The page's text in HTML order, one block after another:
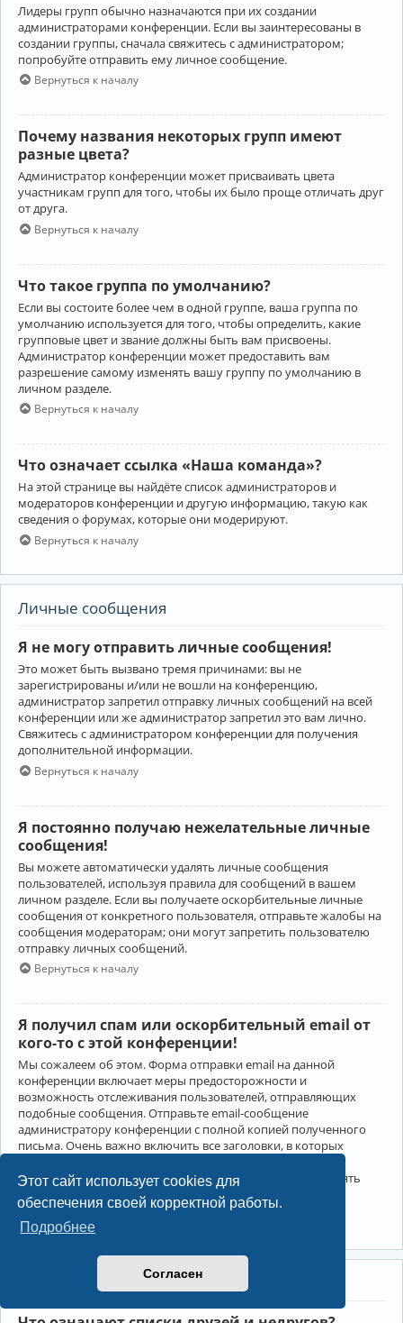
Этот сайт использует cookies для
обеспечения своей корректной работы.
Подробнее
Согласен
Лидеры групп обычно назначаются при их создании
администраторами конференции. Если вы заинтересованы в
создании группы, сначала свяжитесь с администратором;
попробуйте отправить ему личное сообщение.
Вернуться к началу
Почему названия некоторых групп имеют
разные цвета?
Администратор конференции может присваивать цвета
участникам групп для того, чтобы их было проще отличать друг
от друга.
Вернуться к началу
Что такое группа по умолчанию?
Если вы состоите более чем в одной группе, ваша группа по
умолчанию используется для того, чтобы определить, какие
групповые цвет и звание должны быть вам присвоены.
Администратор конференции может предоставить вам
разрешение самому изменять вашу группу по умолчанию в
личном разделе.
Вернуться к началу
Что означает ссылка «Наша команда»?
На этой странице вы найдёте список администраторов и
модераторов конференции и другую информацию, такую как
сведения о форумах, которые они модерируют.
Вернуться к началу
Личные сообщения
Я не могу отправить личные сообщения!
Это может быть вызвано тремя причинами: вы не
зарегистрированы и/или не вошли на конференцию,
администратор запретил отправку личных сообщений на всей
конференции или же администратор запретил это вам лично.
Свяжитесь с администратором конференции для получения
дополнительной информации.
Вернуться к началу
Я постоянно получаю нежелательные личные
сообщения!
Вы можете автоматически удалять личные сообщения
пользователей, используя правила для сообщений в вашем
личном разделе. Если вы получаете оскорбительные личные
сообщения от конкретного пользователя, отправьте жалобы на
сообщения модераторам; они могут запретить пользователю
отправку личных сообщений.
Вернуться к началу
Я получил спам или оскорбительный email от
кого-то с этой конференции!
Мы сожалеем об этом. Форма отправки email на данной
конференции включает меры предосторожности и
возможность отслеживания пользователей, отправляющих
подобные сообщения. Отправьте email-сообщение
администратору конференции с полной копией полученного
письма. Очень важно включить все заголовки, в которых
Администратор конференции сможет в этом случае принять
меры.
Друзья и недруги